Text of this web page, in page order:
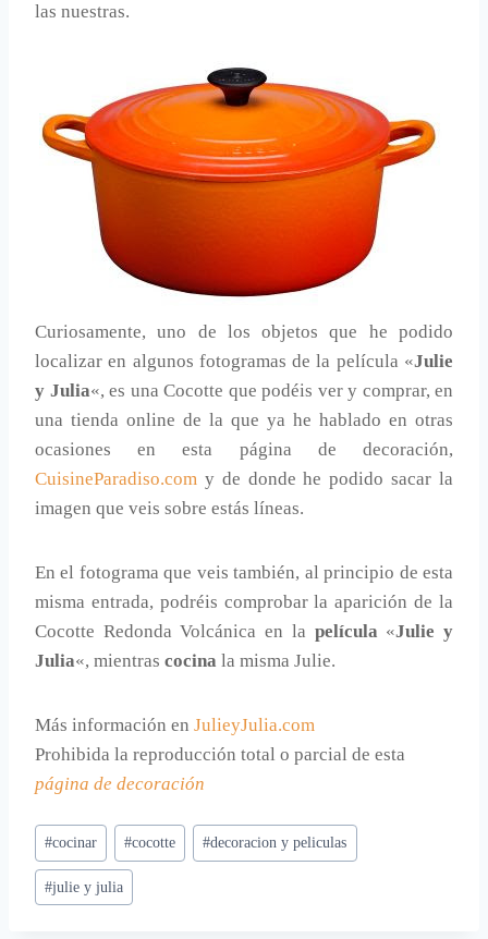
las nuestras.
Curiosamente, uno de los objetos que he podido
localizar en algunos fotogramas de la película «Julie
y Julia«, es una Cocotte que podéis ver y comprar, en
una tienda online de la que ya he hablado en otras
ocasiones en esta página de decoración,
CuisineParadiso.com y de donde he podido sacar la
imagen que veis sobre estás líneas.
En el fotograma que veis también, al principio de esta
misma entrada, podréis comprobar la aparición de la
Cocotte Redonda Volcánica en la película «Julie y
Julia«, mientras cocina la misma Julie.
Más información en JulieyJulia.com
Prohibida la reproducción total o parcial de esta
página de decoración
Etiquetas
de
la
#cocinar #cocotte #decoracion y peliculas
#julie y julia